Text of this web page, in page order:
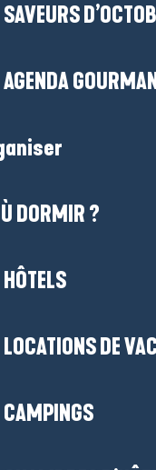
SAVEURS
AGENDA
DORMIR ?
HÔTELS
LOCATIONS DE
CAMPINGS
!
?